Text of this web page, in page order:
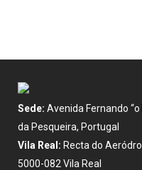
Sede: Avenida Fernando
da Pesqueira, Portugal
Vila Real: Recta do
5000-082 Vila Real